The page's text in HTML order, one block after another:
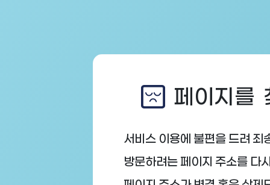
페이지를
서비스 이용에 불편을 드려 죄
방문하려는 페이지 주소를 다